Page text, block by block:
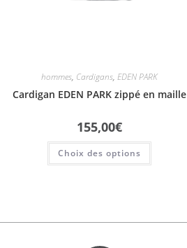
hommes, Cardigans, EDEN PARK
Cardigan EDEN PARK zippé en maille
155,00€
Choix des options